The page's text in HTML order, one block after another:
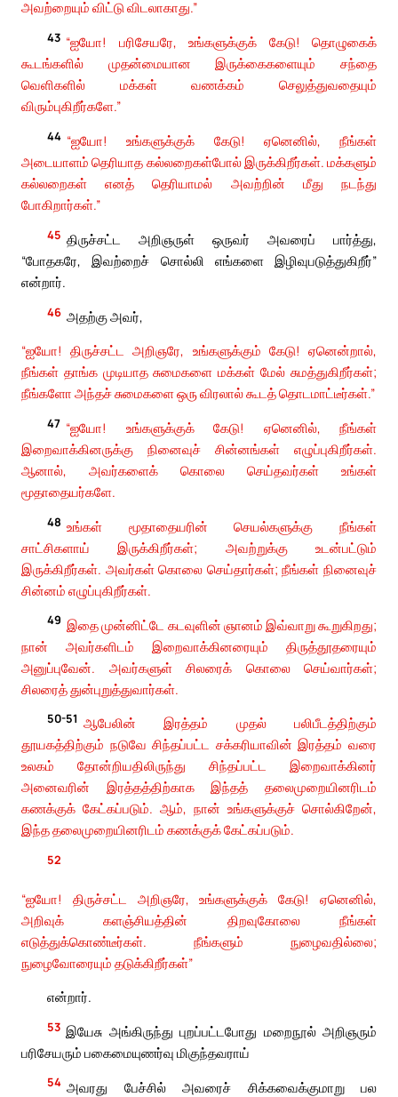
அவற்றையும் விட்டு விடலாகாது.”
43 “ஐயோ! பரிசேயரே, உங்களுக்குக் கேடு! தொழுகைக்
கூடங்களில் முதன்மையான இருக்கைகளையும் சந்தை
வெளிகளில் மக்கள் வணக்கம் செலுத்துவதையும்
விரும்புகிறீர்களே.”
44 “ஐயோ! உங்களுக்குக் கேடு! ஏனெனில், நீங்கள்
அடையாளம் தெரியாத கல்லறைகள்போல் இருக்கிறீர்கள். மக்களும்
கல்லறைகள் எனத் தெரியாமல் அவற்றின் மீது நடந்து
போகிறார்கள்.”
45 திருச்சட்ட அறிஞருள் ஒருவர் அவரைப் பார்த்து,
“போதகரே, இவற்றைச் சொல்லி எங்களை இழிவுபடுத்துகிறீர்”
என்றார்.
46 அதற்கு அவர்,
“ஐயோ! திருச்சட்ட அறிஞரே, உங்களுக்கும் கேடு! ஏனென்றால்,
நீங்கள் தாங்க முடியாத சுமைகளை மக்கள் மேல் சுமத்துகிறீர்கள்;
நீங்களோ அந்தச் சுமைகளை ஒரு விரலால் கூடத் தொடமாட்டீர்கள்.”
47 “ஐயோ! உங்களுக்குக் கேடு! ஏனெனில், நீங்கள்
இறைவாக்கினருக்கு நினைவுச் சின்னங்கள் எழுப்புகிறீர்கள்.
ஆனால், அவர்களைக் கொலை செய்தவர்கள் உங்கள்
மூதாதையர்களே.
48 உங்கள் மூதாதையரின் செயல்களுக்கு நீங்கள்
சாட்சிகளாய் இருக்கிறீர்கள்; அவற்றுக்கு உடன்பட்டும்
இருக்கிறீர்கள். அவர்கள் கொலை செய்தார்கள்; நீங்கள் நினைவுச்
சின்னம் எழுப்புகிறீர்கள்.
49 இதை முன்னிட்டே கடவுளின் ஞானம் இவ்வாறு கூறுகிறது;
நான் அவர்களிடம் இறைவாக்கினரையும் திருத்தூதரையும்
அனுப்புவேன். அவர்களுள் சிலரைக் கொலை செய்வார்கள்;
சிலரைத் துன்புறுத்துவார்கள்.
50-51 ஆபேலின் இரத்தம் முதல் பலிபீடத்திற்கும்
தூயகத்திற்கும் நடுவே சிந்தப்பட்ட சக்கரியாவின் இரத்தம் வரை
உலகம் தோன்றியதிலிருந்து சிந்தப்பட்ட இறைவாக்கினர்
அனைவரின் இரத்தத்திற்காக இந்தத் தலைமுறையினரிடம்
கணக்குக் கேட்கப்படும். ஆம், நான் உங்களுக்குச் சொல்கிறேன்,
இந்த தலைமுறையினரிடம் கணக்குக் கேட்கப்படும்.
52
“ஐயோ! திருச்சட்ட அறிஞரே, உங்களுக்குக் கேடு! ஏனெனில்,
அறிவுக் களஞ்சியத்தின் திறவுகோலை நீங்கள்
எடுத்துக்கொண்டீர்கள். நீங்களும் நுழைவதில்லை;
நுழைவோரையும் தடுக்கிறீர்கள்”
என்றார்.
53 இயேசு அங்கிருந்து புறப்பட்டபோது மறைநூல் அறிஞரும்
பரிசேயரும் பகைமையுணர்வு மிகுந்தவராய்
54 அவரது பேச்சில் அவரைச் சிக்கவைக்குமாறு பல